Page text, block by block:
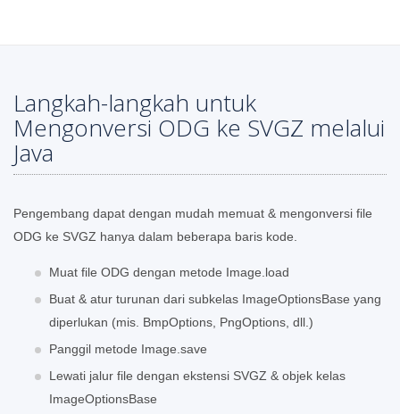
Langkah-langkah untuk
Mengonversi ODG ke SVGZ melalui
Java
Pengembang dapat dengan mudah memuat & mengonversi file
ODG ke SVGZ hanya dalam beberapa baris kode.
Muat file ODG dengan metode Image.load
Buat & atur turunan dari subkelas ImageOptionsBase yang
diperlukan (mis. BmpOptions, PngOptions, dll.)
Panggil metode Image.save
Lewati jalur file dengan ekstensi SVGZ & objek kelas
ImageOptionsBase